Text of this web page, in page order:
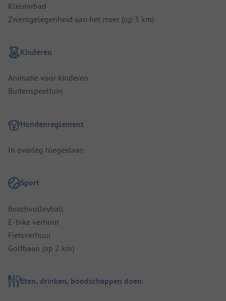
Kleuterbad
Zwemgelegenheid aan het meer (op 3 km)
Kinderen
Animatie voor kinderen
Buitenspeeltuin
Hondenreglement
In overleg toegestaan
Sport
Beachvolleyball
E-bike verhuur
Fietsverhuur
Golfbaan (op 2 km)
Eten, drinken, boodschappen doen